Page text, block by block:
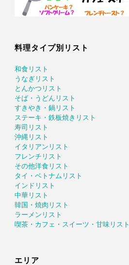
料理タイプ別リスト
和食リスト
うなぎリスト
とんかつリスト
そば・うどんリスト
すきやき・鍋リスト
ステーキ・鉄板焼きリスト
寿司リスト
沖縄リスト
イタリアンリスト
フレンチリスト
その他洋食リスト
タイ・ベトナムリスト
インドリスト
中華リスト
韓国・焼肉リスト
ラーメンリスト
喫茶・カフェ・スイーツ・甘味リスト
エリア